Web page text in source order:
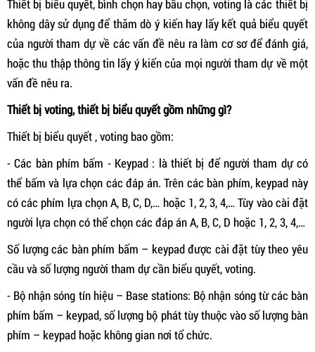
Thiết bị biểu quyết, bình chọn hay bầu chọn, voting là các thiết bị
không dây sử dụng để thăm dò ý kiến hay lấy kết quả biểu quyết
của người tham dự về các vấn đề nêu ra làm cơ sơ để đánh giá,
hoặc thu thập thông tin lấy ý kiến của mọi người tham dự về một
vấn đề nêu ra.
Thiết bị voting, thiết bị biểu quyết gồm những gì?
Thiết bị biểu quyết , voting bao gồm:
- Các bàn phím bấm - Keypad : là thiết bị để người tham dự có
thể bấm và lựa chọn các đáp án. Trên các bàn phím, keypad này
có các phím lựa chọn A, B, C, D,… hoặc 1, 2, 3, 4,… Tùy vào cài đặt
người lựa chọn có thể chọn các đáp án A, B, C, D hoặc 1, 2, 3, 4,…
Số lượng các bàn phím bấm – keypad được cài đặt tùy theo yêu
cầu và số lượng người tham dự cần biểu quyết, voting.
- Bộ nhận sóng tín hiệu – Base stations: Bộ nhận sóng từ các bàn
phím bấm – keypad, số lượng bộ phát tùy thuộc vào số lượng bàn
phím – keypad hoặc không gian nơi tổ chức.